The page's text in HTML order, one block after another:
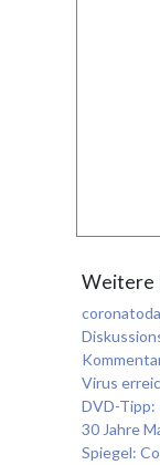
Weitere
Virus
DVD-Tipp:
30 Jahre
Spiegel: